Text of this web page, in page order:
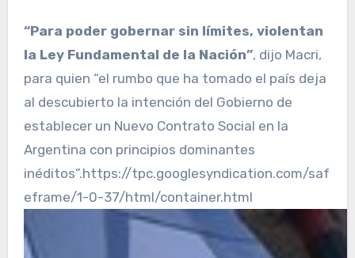
“Para poder gobernar sin límites, violentan
la Ley Fundamental de la Nación”, dijo Macri,
para quien “el rumbo que ha tomado el país deja
al descubierto la intención del Gobierno de
establecer un Nuevo Contrato Social en la
Argentina con principios dominantes
inéditos”.https://tpc.googlesyndication.com/saf
eframe/1-0-37/html/container.html